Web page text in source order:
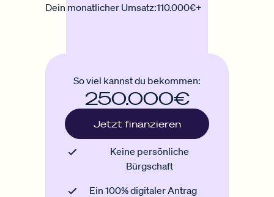
Dein monatlicher Umsatz:110.000€+
So viel kannst du bekommen:
250.000€
Jetzt finanzieren
Keine persönliche
Bürgschaft
Ein 100% digitaler Antrag